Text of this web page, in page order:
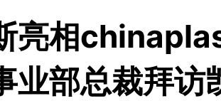
亮相
业部总裁拜访